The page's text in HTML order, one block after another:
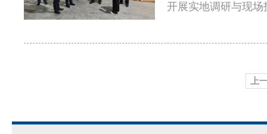
开展实地调研与现场
上